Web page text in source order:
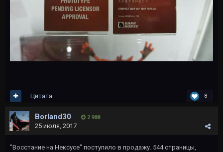
8
Цитата
Borland30 2 988
25 июля, 2017
"Восстание на Нексусе" поступило в продажу. 544 страницы,